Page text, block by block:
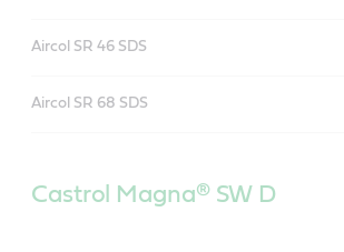
Aircol SR 46 SDS
Aircol SR 68 SDS
Castrol Magna®SW D